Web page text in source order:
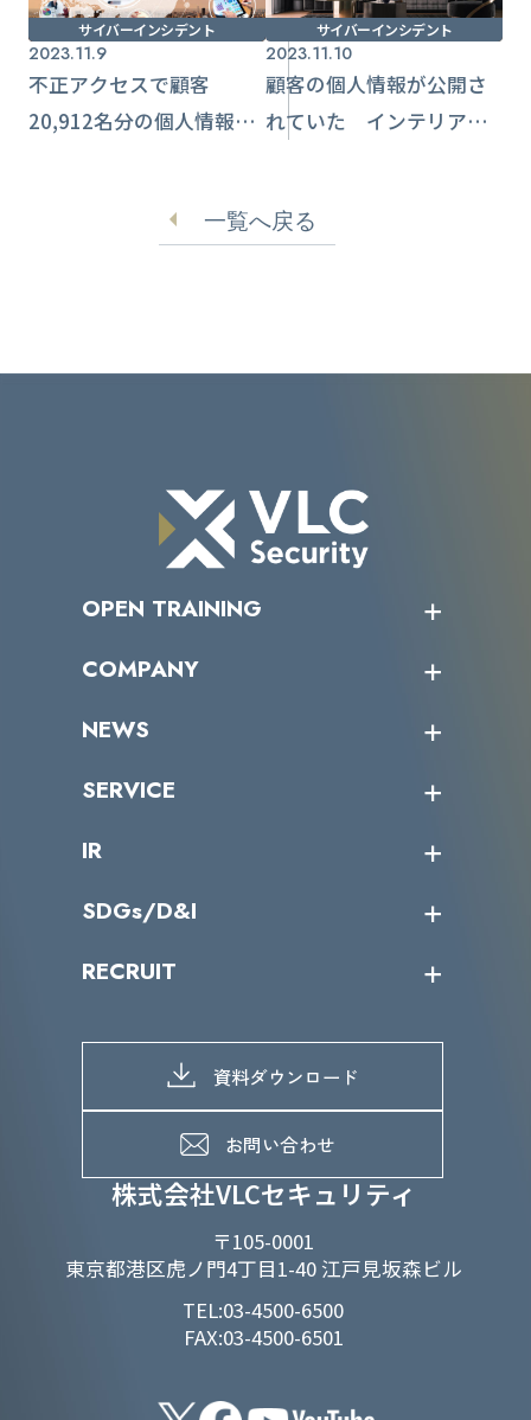
サイバーインシデント
2023.11.9
不正アクセスで顧客
20,912名分の個人情報流
サイバーインシデント
2023.11.10
顧客の個人情報が公開さ
れていた インテリア・
一覧へ戻る
株式会社VLCセキュリティ
〒105-0001
東京都港区虎ノ門4丁目1-40 江戸見坂森ビル
TEL:03-4500-6500
FAX:03-4500-6501
OPEN TRAINING
受講者の声
COMPANY
トップメッセージ
ミッション／ビジョン
パートナー企業一覧
NEWS
サイバーニュース
SERVICE
カテゴリー別サービス一覧
IR
IRカレンダー
IRライブラリー
よくあるご質問
SDGs/D&I
当グループのマテリアリティ
SDGs推進体制
D&Iの取り組み
RECRUIT
募集職種一覧
メッセージ
メンバーインタビュー
資料ダウンロード
お問い合わせ